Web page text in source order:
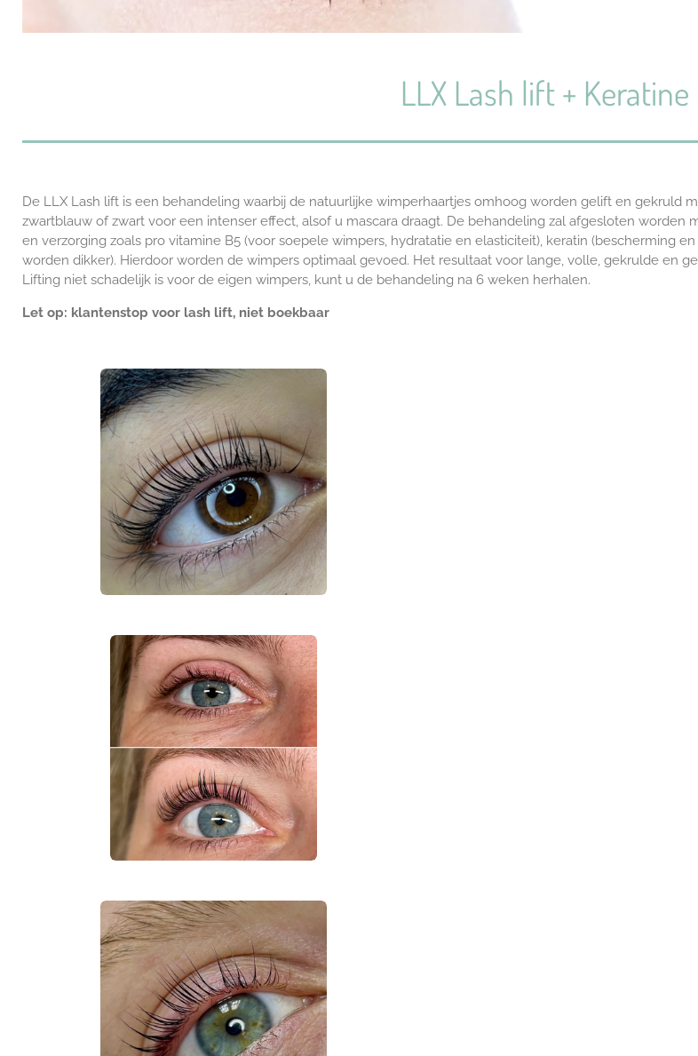
LLX Lash lift +
De LLX Lash lift is een behandeling waarbij de natuurlijke wimperhaartjes omhoog worden gelift en gekruld
zwartblauw of zwart voor een intenser effect, alsof u mascara draagt. De behandeling zal afgesloten
en verzorging zoals pro vitamine B5 (voor soepele wimpers, hydratatie en elasticiteit), keratin (bescherming
worden dikker). Hierdoor worden de wimpers optimaal gevoed. Het resultaat voor lange, volle, gekrulde en
Lifting niet schadelijk is voor de eigen wimpers, kunt u de behandeling na 6 weken herhalen.
Let op: klantenstop voor lash lift, niet boekbaar